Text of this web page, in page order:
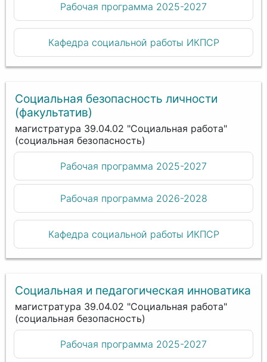
Рабочая программа 2025-2027
Кафедра социальной работы ИКПСР
Социальная безопасность личности
(факультатив)
магистратура 39.04.02 "Социальная работа"
(социальная безопасность)
Рабочая программа 2025-2027
Рабочая программа 2026-2028
Кафедра социальной работы ИКПСР
Социальная и педагогическая инноватика
магистратура 39.04.02 "Социальная работа"
(социальная безопасность)
Рабочая программа 2025-2027